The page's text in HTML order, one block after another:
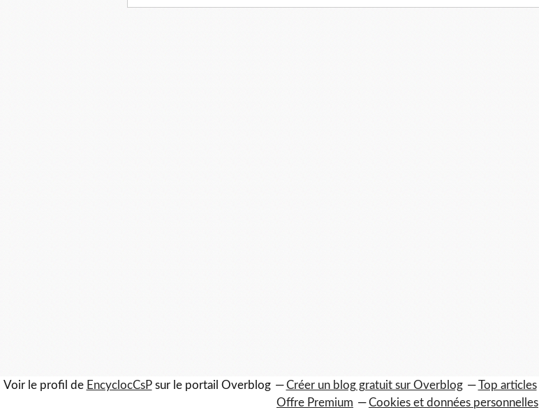
Voir le profil de EncyclocCsPsur le portail Overblog Créer un blog gratuit sur Overblog Top articles
Offre Premium
Cookies et données personnelles